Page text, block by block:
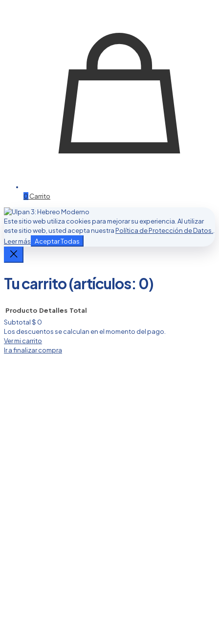
0 Carrito
Este sitio web utiliza cookies para mejorar su experiencia. Al utilizar
este sitio web, usted acepta nuestraPolítica de Protección de Datos..
Leer más Aceptar Todas
Tu carrito(artículos: 0)
Productos
del
Producto Detalles Total
Subtotal$ 0
Los descuentos se calculan en el momento del pago.
Ver mi carrito
Ir a finalizar compra